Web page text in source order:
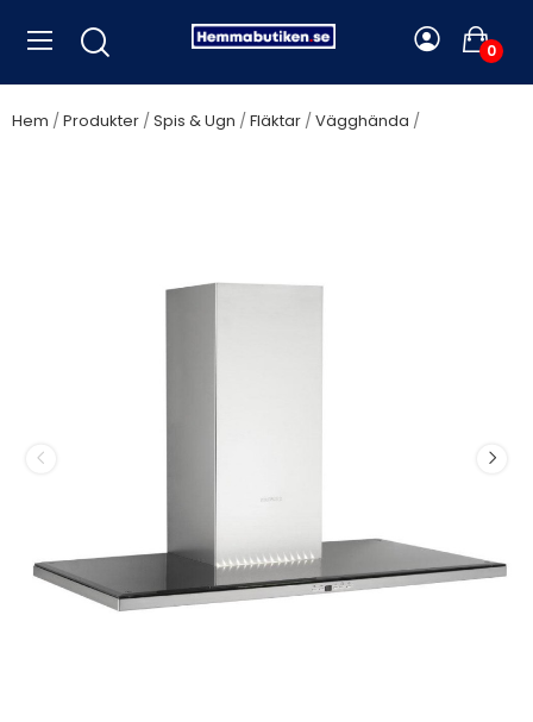
0
Hem Produkter Spis & Ugn Fläktar Vägghända